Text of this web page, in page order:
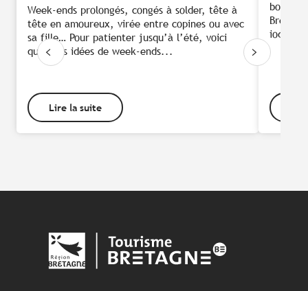
Week-ends prolongés, congés à solder, tête à
tête en amoureux, virée entre copines ou avec
sa fille… Pour patienter jusqu’à l’été, voici
quelques idées de week-ends...
Lire la suite
bonne
iodés.